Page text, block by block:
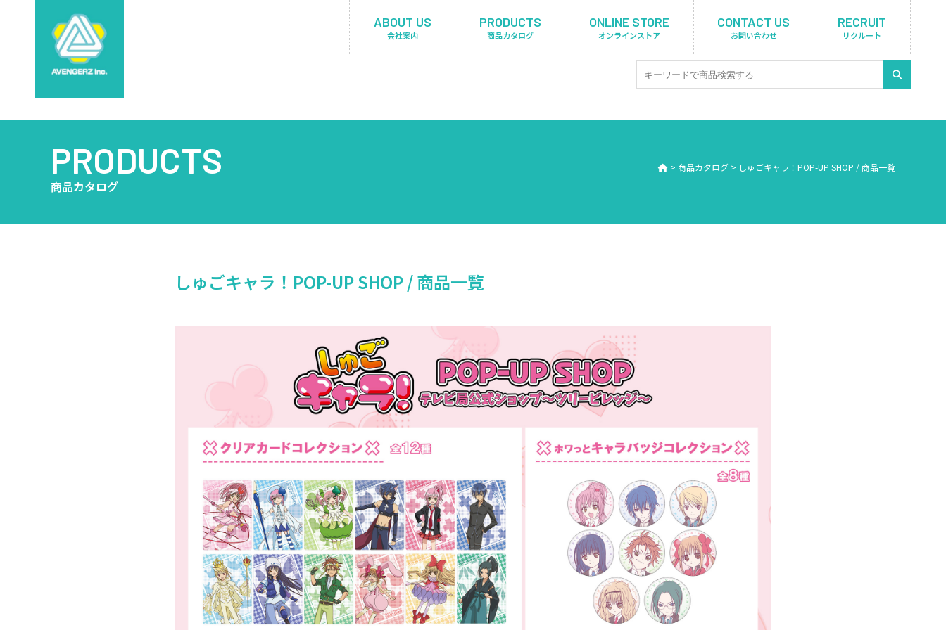
ABOUT US
会社案内
PRODUCTS
商品カタログ
ONLINE STORE
オンラインストア
CONTACT US
お問い合わせ
RECRUIT
リクルート
PRODUCTS
商品カタログ
> 商品カタログ > しゅごキャラ！POP-UP SHOP / 商品一覧
しゅごキャラ！POP-UP SHOP / 商品一覧